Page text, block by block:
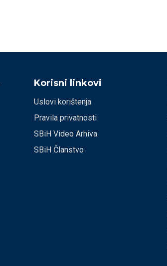
Korisni linkovi
Uslovi korištenja
Pravila privatnosti
SBiH Video Arhiva
SBiH Članstvo